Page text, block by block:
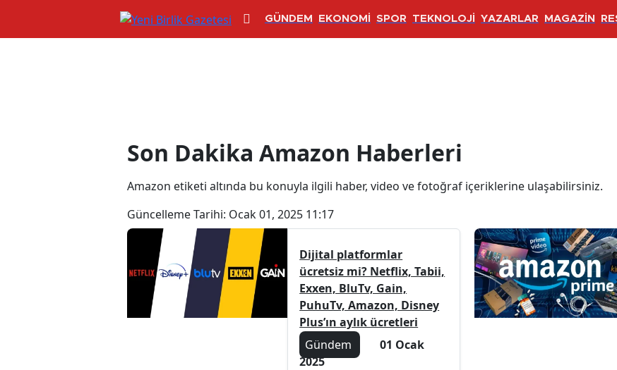
GÜNDEM EKONOMİ SPOR TEKNOLOJİ YAZARLAR MAGAZİN
Son Dakika Amazon Haberleri
Amazon etiketi altında bu konuyla ilgili haber, video ve fotoğraf içeriklerine ulaşabilirsiniz.
Güncelleme Tarihi: Ocak 01, 2025 11:17
Dijital platformlar
ücretsiz mi? Netflix, Tabii,
Exxen, BluTv, Gain,
PuhuTv, Amazon, Disney
Plus’ın aylık ücretleri
Gündem
01 Ocak
2025